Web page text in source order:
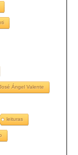
Ángel Valente
leituras